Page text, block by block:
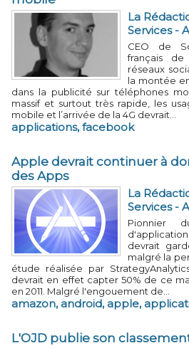
La
Services -
CEO de
français
réseaux
la montée
dans la publicité sur téléphones
massif et surtout très rapide, les
mobile et l’arrivée de la 4G devrait...
applications,facebook
Apple devrait continuer à
des Apps
La
Services -
Pionnier
devrait
malgré la
étude réalisée par
devrait en effet capter 50% de ce
en 2011. Malgré l'engouement de...
amazon, android, apple,
L'OJD publie son